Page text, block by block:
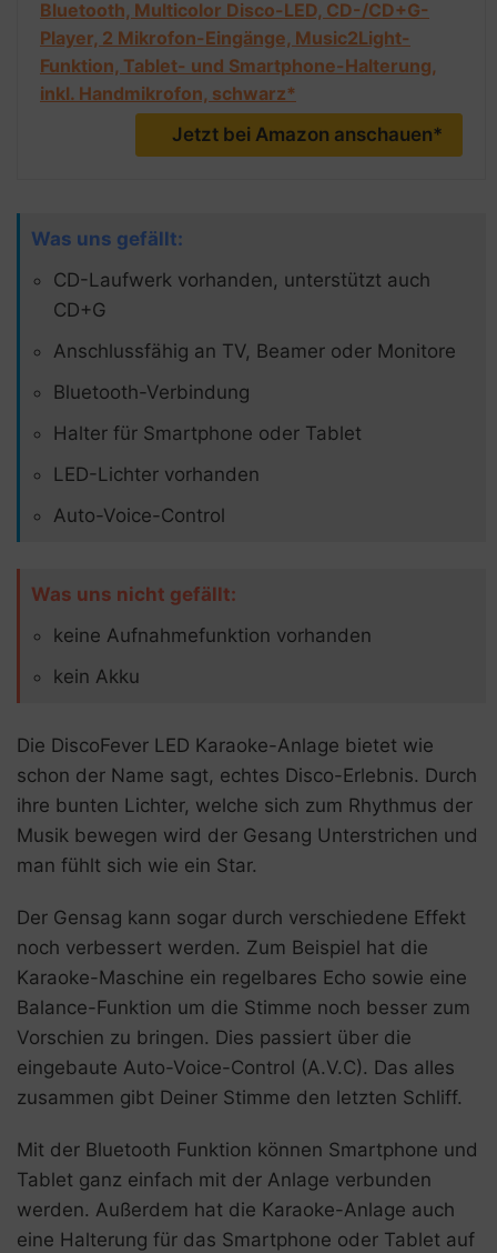
Bluetooth, Multicolor Disco-LED, CD-/CD+G-
Player, 2 Mikrofon-Eingänge, Music2Light-
Funktion, Tablet- und Smartphone-Halterung,
inkl. Handmikrofon, schwarz*
Jetzt bei Amazon anschauen*
Was uns gefällt:
CD-Laufwerk vorhanden, unterstützt auch
CD+G
Anschlussfähig an TV, Beamer oder Monitore
Bluetooth-Verbindung
Halter für Smartphone oder Tablet
LED-Lichter vorhanden
Auto-Voice-Control
Was uns nicht gefällt:
keine Aufnahmefunktion vorhanden
kein Akku
Die DiscoFever LED Karaoke-Anlage bietet wie
schon der Name sagt, echtes Disco-Erlebnis. Durch
ihre bunten Lichter, welche sich zum Rhythmus der
Musik bewegen wird der Gesang Unterstrichen und
man fühlt sich wie ein Star.
Der Gensag kann sogar durch verschiedene Effekt
noch verbessert werden. Zum Beispiel hat die
Karaoke-Maschine ein regelbares Echo sowie eine
Balance-Funktion um die Stimme noch besser zum
Vorschien zu bringen. Dies passiert über die
eingebaute Auto-Voice-Control (A.V.C). Das alles
zusammen gibt Deiner Stimme den letzten Schliff.
Mit der Bluetooth Funktion können Smartphone und
Tablet ganz einfach mit der Anlage verbunden
werden. Außerdem hat die Karaoke-Anlage auch
eine Halterung für das Smartphone oder Tablet auf